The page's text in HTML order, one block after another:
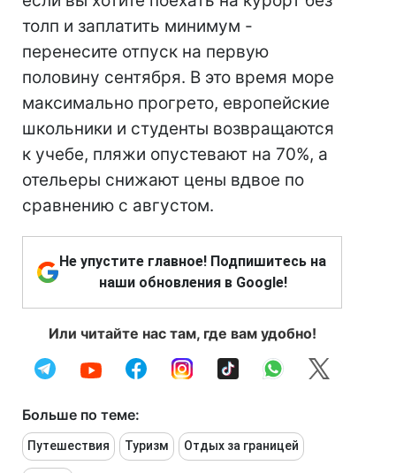
толп и заплатить минимум -
перенесите отпуск на первую
половину сентября. В это время море
максимально прогрето, европейские
школьники и студенты возвращаются
к учебе, пляжи опустевают на 70%, а
отельеры снижают цены вдвое по
сравнению с августом.
Не упустите главное! Подпишитесь на
наши обновления в Google!
Или читайте нас там, где вам удобно!
Больше по теме:
Путешествия Туризм Отдых за границей